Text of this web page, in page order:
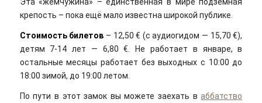
Эта «жемчужина» – единственная в мире подземная
крепость – пока ещё мало известна широкой публике.
Стоимость билетов – 12,50 € (с аудиогидом — 15,70 €),
детям 7-14 лет — 6,80 €. Не работает в январе, в
остальные месяцы работает без выходных с 10:00 до
18:00 зимой, до 19:00 летом.
По пути в этот замок вы можете заехать ваббатство